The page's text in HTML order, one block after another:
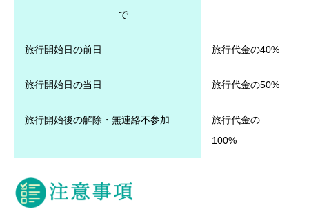
で
旅行開始日の前日 旅行代金の40%
旅行開始日の当日 旅行代金の50%
旅行開始後の解除・無連絡不参加
旅行代金の
100%